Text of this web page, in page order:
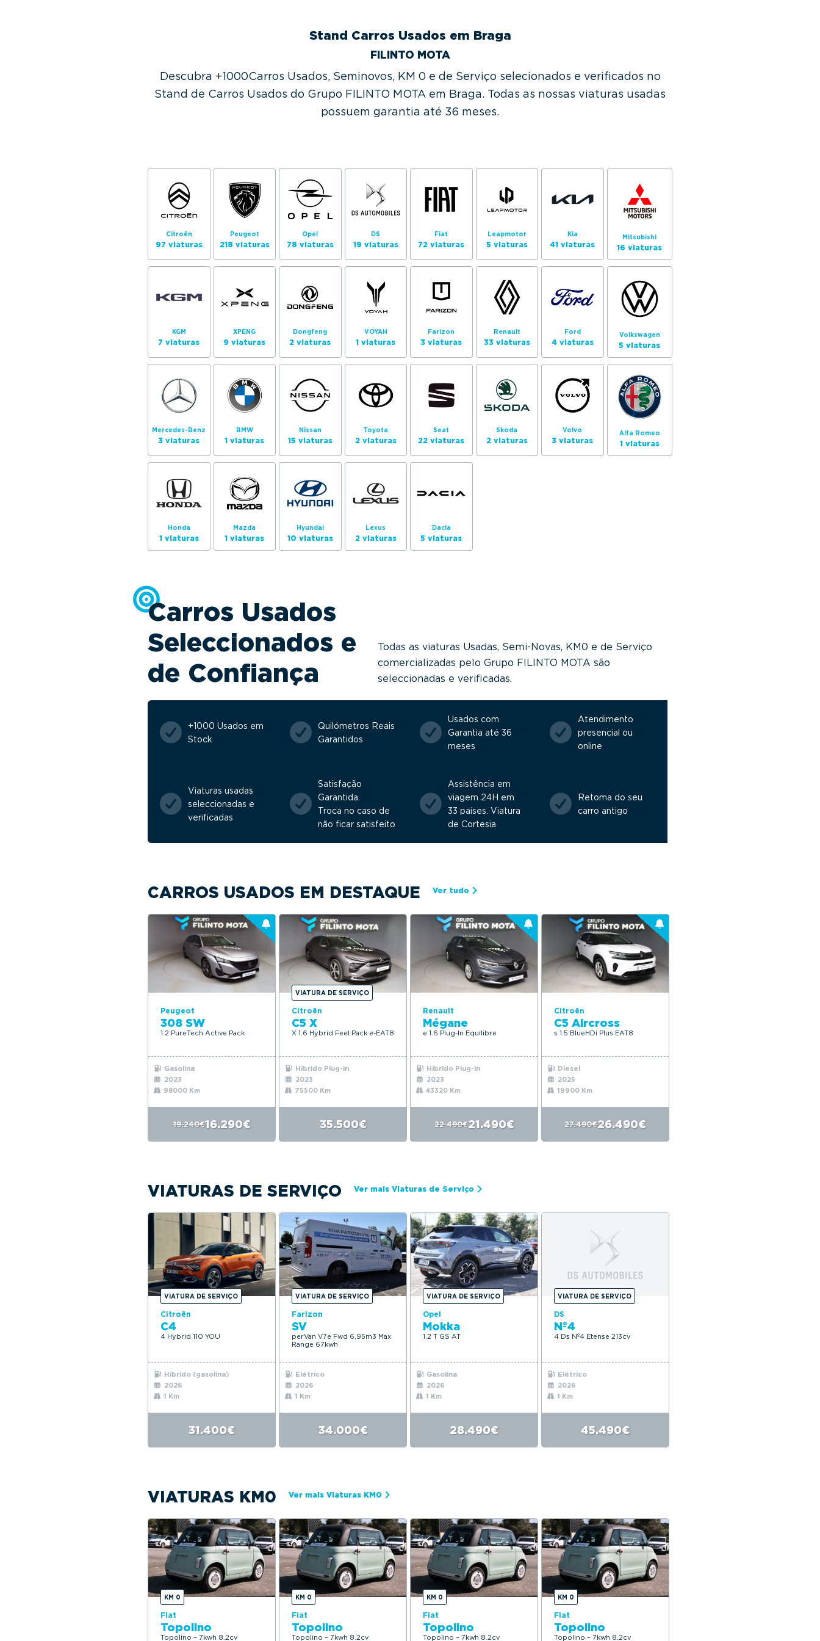
Stand Carros Usados em Braga
FILINTO MOTA
Descubra +1000Carros Usados, Seminovos, KM 0 e de Serviço selecionados e verificados no
Stand de Carros Usados do Grupo FILINTO MOTA em Braga. Todas as nossas viaturas usadas
possuem garantia até 36 meses.
Citroën
97 viaturas
Peugeot
218 viaturas
Opel
78 viaturas
DS
19 viaturas
Fiat
72 viaturas
Leapmotor
5 viaturas
Kia
41 viaturas
Mitsubishi
16 viaturas
KGM
7 viaturas
XPENG
9 viaturas
Dongfeng
2 viaturas
VOYAH
1 viaturas
Farizon
3 viaturas
Renault
33 viaturas
Ford
4 viaturas
Volkswagen
5 viaturas
Mercedes-Benz
3 viaturas
BMW
1 viaturas
Nissan
15 viaturas
Toyota
2 viaturas
Seat
22 viaturas
Skoda
2 viaturas
Volvo
3 viaturas
Alfa Romeo
1 viaturas
Honda
1 viaturas
Mazda
1 viaturas
Hyundai
10 viaturas
Lexus
2 viaturas
Dacia
5 viaturas
Carros Usados
Seleccionados e
de Confiança
Todas as viaturas Usadas, Semi-Novas, KM0 e de Serviço
comercializadas pelo Grupo FILINTO MOTA são
seleccionadas e verificadas.
+1000 Usados em
Stock
Quilómetros Reais
Garantidos
Usados com
Garantia até 36
meses
Atendimento
presencial ou
online
Viaturas usadas
seleccionadas e
verificadas
Satisfação
Garantida.
Troca no caso de
não ficar satisfeito
Assistência em
viagem 24H em
33 países. Viatura
de Cortesia
Retoma do seu
carro antigo
CARROS USADOS EM DESTAQUE Ver tudo
Peugeot
308 SW
1.2 PureTech Active Pack
Gasolina
2023
98000 Km
19.240€16.290€
VIATURA DE SERVIÇO
Citroën
C5 X
X 1.6 Hybrid Feel Pack e-EAT8
Híbrido Plug-in
2023
75500 Km
35.500€
Renault
Mégane
e 1.6 Plug-In Equilibre
Híbrido Plug-in
2023
43320 Km
22.490€21.490€
Citroën
C5 Aircross
s 1.5 BlueHDi Plus EAT8
Diesel
2025
19900 Km
27.490€26.490€
VIATURAS DE SERVIÇO Ver mais Viaturas de Serviço
VIATURA DE SERVIÇO
Citroën
C4
4 Hybrid 110 YOU
Híbrido (gasolina)
2026
1 Km
31.400€
VIATURA DE SERVIÇO
Farizon
SV
perVan V7e Fwd 6,95m3 Max
Range 67kwh
Elétrico
2026
1 Km
34.000€
VIATURA DE SERVIÇO
Opel
Mokka
1.2 T GS AT
Gasolina
2026
1 Km
28.490€
VIATURA DE SERVIÇO
DS
Nº4
4 Ds Nº4 Etense 213cv
Elétrico
2026
1 Km
45.490€
VIATURAS KM0 Ver mais Viaturas KM0
KM 0
Fiat
Topolino
Topolino – 7kwh 8.2cv
KM 0
Fiat
Topolino
Topolino – 7kwh 8.2cv
KM 0
Fiat
Topolino
Topolino – 7kwh 8.2cv
KM 0
Fiat
Topolino
Topolino – 7kwh 8.2cv